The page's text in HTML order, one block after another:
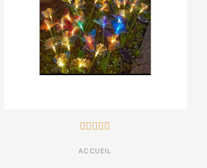
    
ACCUEIL